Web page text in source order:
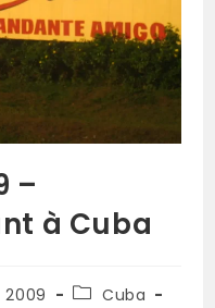
–
à Cuba
2009
Cuba